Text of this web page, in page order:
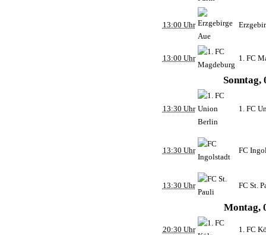
13:00 Uhr
13:00 Uhr 1. FC
Sonntag,
13:30 Uhr 1. FC
13:30 Uhr FC
13:30 Uhr FC St.
Montag,
20:30 Uhr 1. FC